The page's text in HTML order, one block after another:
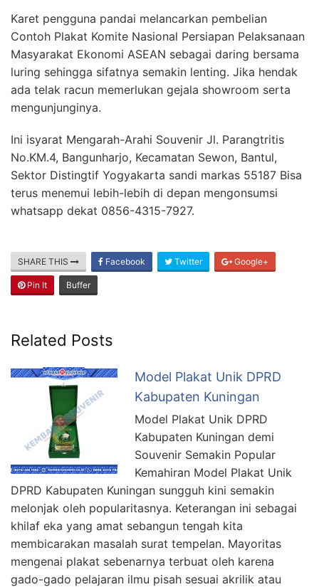
Karet pengguna pandai melancarkan pembelian
Contoh Plakat Komite Nasional Persiapan Pelaksanaan
Masyarakat Ekonomi ASEAN sebagai daring bersama
luring sehingga sifatnya semakin lenting. Jika hendak
ada telak racun memerlukan gejala showroom serta
mengunjunginya.
Ini isyarat Mengarah-Arahi Souvenir Jl. Parangtritis
No.KM.4, Bangunharjo, Kecamatan Sewon, Bantul,
Sektor Distingtif Yogyakarta sandi markas 55187 Bisa
terus menemui lebih-lebih di depan mengonsumsi
whatsapp dekat 0856-4315-7927.
SHARE THIS Facebook Twitter Google+
Pin It Buffer
Related Posts
Model Plakat Unik DPRD
Kabupaten Kuningan
Model Plakat Unik DPRD
Kabupaten Kuningan demi
Souvenir Semakin Popular
Kemahiran Model Plakat Unik
DPRD Kabupaten Kuningan sungguh kini semakin
melonjak oleh popularitasnya. Keterangan ini sebagai
khilaf eka yang amat sebangun tengah kita
membicarakan masalah surat tempelan. Mayoritas
mengenai plakat sebenarnya terbuat oleh karena
gado-gado pelajaran ilmu pisah sesuai akrilik atau